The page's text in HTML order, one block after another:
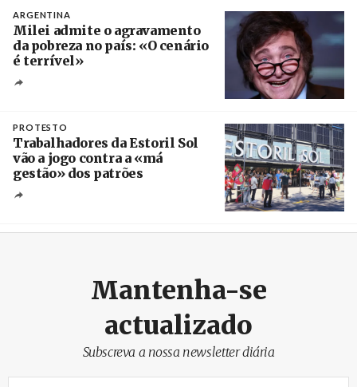
ARGENTINA
Milei admite o agravamento
da pobreza no país: «O cenário
é terrível»
PROTESTO
Trabalhadores da Estoril Sol
vão a jogo contra a «má
gestão» dos patrões
Mantenha-se
actualizado
Subscreva a nossa newsletter diária